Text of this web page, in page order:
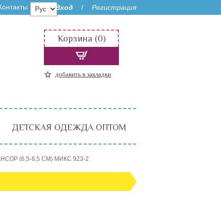
Вход / Регистрация
Корзина (0)
добавить в закладки
ДЕТСКАЯ ОДЕЖДА ОПТОМ
(6,5-8,5 СМ) МИКС 923-2